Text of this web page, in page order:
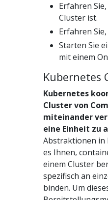
Erfahren
Cluster ist.
Erfahren
Starten Sie
mit einem
Kubernetes
Kubernetes
Cluster von
miteinander
eine Einheit zu
Abstraktionen in
es Ihnen,
einem Cluster
spezifisch an
binden. Um